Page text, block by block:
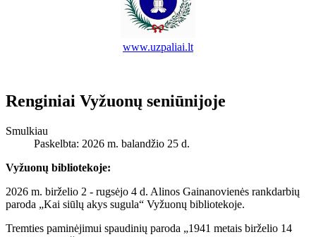
www.uzpaliai.lt
Renginiai Vyžuonų seniūnijoje
Smulkiau
Paskelbta: 2026 m. balandžio 25 d.
Vyžuonų bibliotekoje:
2026 m. birželio 2 - rugsėjo 4 d. Alinos Gainanovienės rankdarbių
paroda „Kai siūlų akys sugula“ Vyžuonų bibliotekoje.
Tremties paminėjimui spaudinių paroda „1941 metais birželio 14